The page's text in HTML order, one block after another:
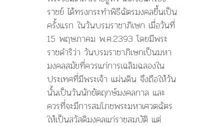
ราชย์ ได้ทรงกระทำพิธีฉัตรมงคลขึ้นเป็น
ครั้งแรก ในวันบรมราชาภิเษก เมื่อวันที่
15 พฤษภาคม พ.ศ.2393 โดยมีพระ
ราชดำริว่า วันบรมราชาภิเษกเป็นมหา
มงคลสมัยที่ควรแก่การเฉลิมฉลองใน
ประเทศที่มีพระเจ้า แผ่นดิน จึงถือให้วัน
นั้นเป็นวันนักขัตฤกษ์มงคลกาล และ
ควรที่จะมีการสมโภชพระมหาเศวตฉัตร
ให้เป็นสวัสดิมงคลแก่ราชสมบัติ แต่